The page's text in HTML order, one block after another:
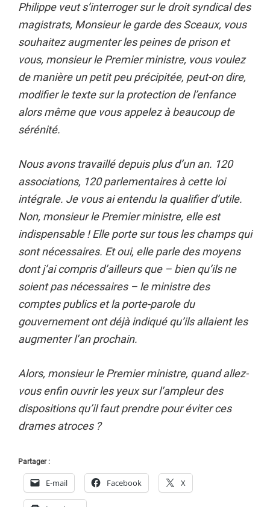
Philippe veut s’interroger sur le droit syndical des
magistrats, Monsieur le garde des Sceaux, vous
souhaitez augmenter les peines de prison et
vous, monsieur le Premier ministre, vous voulez
de manière un petit peu précipitée, peut-on dire,
modifier le texte sur la protection de l’enfance
alors même que vous appelez à beaucoup de
sérénité.
Nous avons travaillé depuis plus d’un an. 120
associations, 120 parlementaires à cette loi
intégrale. Je vous ai entendu la qualifier d’utile.
Non, monsieur le Premier ministre, elle est
indispensable ! Elle porte sur tous les champs qui
sont nécessaires. Et oui, elle parle des moyens
dont j’ai compris d’ailleurs que – bien qu’ils ne
soient pas nécessaires – le ministre des
comptes publics et la porte-parole du
gouvernement ont déjà indiqué qu’ils allaient les
augmenter l’an prochain.
Alors, monsieur le Premier ministre, quand allez-
vous enfin ouvrir les yeux sur l’ampleur des
dispositions qu’il faut prendre pour éviter ces
drames atroces ?
Partager :
E-mail Facebook X